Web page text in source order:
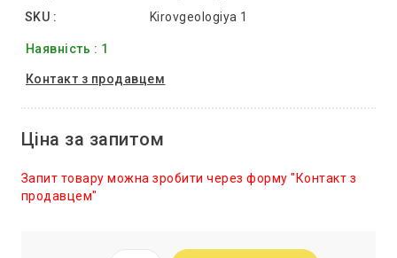
SKU :
Kirovgeologiya 1
Наявність : 1
Контакт з продавцем
Ціна за запитом
Запит товару можна зробити через форму "Контакт з
продавцем"